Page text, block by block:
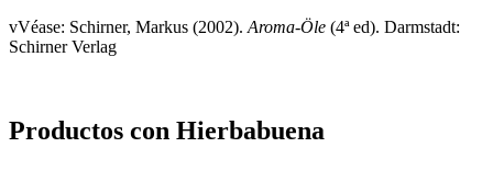
vVéase: Schirner, Markus (2002). Aroma-Öle (4ª ed). Darmstadt:
Schirner Verlag
Productos con Hierbabuena